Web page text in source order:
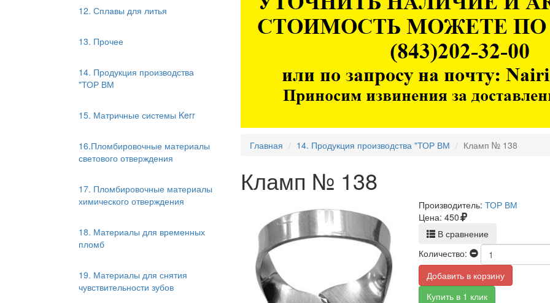
12. Сплавы для литья
13. Прочее
14. Продукция производства
"ТОР ВМ
15. Матричные системы Kerr
16.Пломбировочные материалы
светового отверждения
17. Пломбировочные материалы
химического отверждения
18. Материалы для временных
пломб
19. Материалы для снятия
чувствительности зубов
Главная 14. Продукция производства "ТОР ВМ Кламп № 138
Кламп № 138
Производитель: ТОР ВМ
Цена: 450
В сравнение
Количество:
Добавить в корзину
Купить в 1 клик